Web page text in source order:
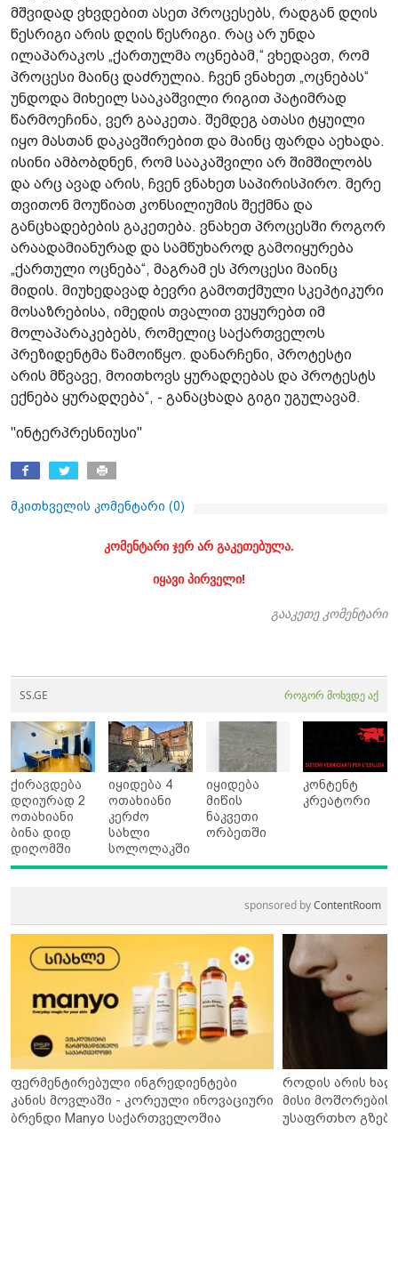
მშვიდად ვხვდებით ასეთ პროცესებს, რადგან დღის
წესრიგი არის დღის წესრიგი. რაც არ უნდა
ილაპარაკოს „ქართულმა ოცნებამ,“ ვხედავთ, რომ
პროცესი მაინც დაძრულია. ჩვენ ვნახეთ „ოცნებას“
უნდოდა მიხეილ სააკაშვილი რიგით პატიმრად
წარმოეჩინა, ვერ გააკეთა. შემდეგ ათასი ტყუილი
იყო მასთან დაკავშირებით და მაინც ფარდა აეხადა.
ისინი ამბობდნენ, რომ სააკაშვილი არ შიმშილობს
და არც ავად არის, ჩვენ ვნახეთ საპირისპირო. მერე
თვითონ მოუწიათ კონსილიუმის შექმნა და
განცხადებების გაკეთება. ვნახეთ პროცესში როგორ
არაადამიანურად და სამწუხაროდ გამოიყურება
„ქართული ოცნება“, მაგრამ ეს პროცესი მაინც
მიდის. მიუხედავად ბევრი გამოთქმული სკეპტიკური
მოსაზრებისა, იმედის თვალით ვუყურებთ იმ
მოლაპარაკებებს, რომელიც საქართველოს
პრეზიდენტმა წამოიწყო. დანარჩენი, პროტესტი
არის მწვავე, მოითხოვს ყურადღებას და პროტესტს
ექნება ყურადღება“, - განაცხადა გიგი უგულავამ.
"ინტერპრესნიუსი"
მკითხველის კომენტარი (0)
კომენტარი ჯერ არ გაკეთებულა.
იყავი პირველი!
გააკეთე კომენტარი
SS.GE როგორ მოხვდე აქ
ქირავდება
დღიურად 2
ოთახიანი
ბინა დიდ
დიღომში
იყიდება 4
ოთახიანი
კერძო
სახლი
სოლოლაკში
იყიდება
მიწის
ნაკვეთი
ორბეთში
კონტენტ
კრეატორი
sponsored byContentRoom
ფერმენტირებული ინგრედიენტები
კანის მოვლაში - კორეული ინოვაციური
ბრენდი Manyo საქართველოშია
როდის არის
მისი მოშორების
უსაფრთხო გზები